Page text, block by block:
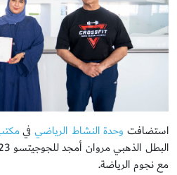
استضافت وحدة النشاط الرياضيفي
مع نجوم الرياضة.